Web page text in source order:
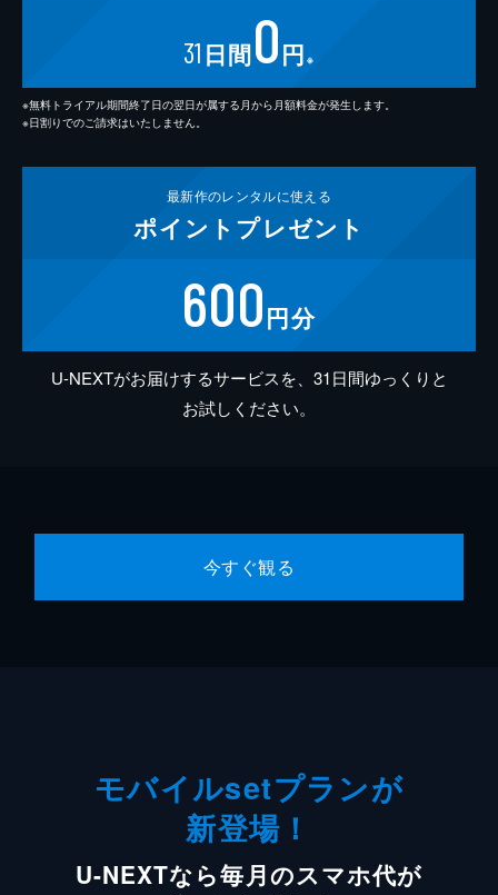
31 日間0円 ※
※無料トライアル期間終了日の翌日が属する月から月額料金が発生します。
※日割りでのご請求はいたしません。
最新作のレンタルに使える
ポイント プレゼント
600円分
U-NEXTがお届けするサービスを、31日間ゆっくりと
お試しください。
今すぐ観る
モバイルsetプランが
新登場！
U-NEXTなら毎月のスマホ代が